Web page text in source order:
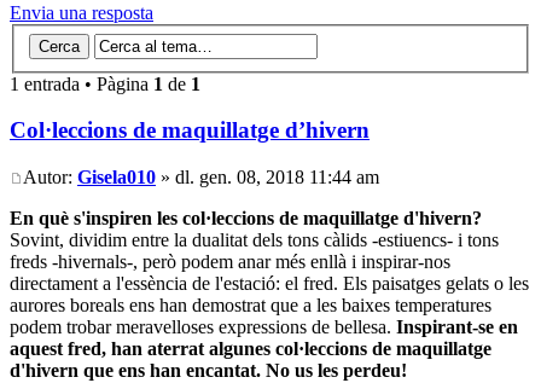
Envia una resposta
1 entrada • Pàgina 1 de 1
Col·leccions de maquillatge d’hivern
Autor: Gisela010 » dl. gen. 08, 2018 11:44 am
En què s'inspiren les col·leccions de maquillatge d'hivern?
Sovint, dividim entre la dualitat dels tons càlids -estiuencs- i tons
freds -hivernals-, però podem anar més enllà i inspirar-nos
directament a l'essència de l'estació: el fred. Els paisatges gelats o les
aurores boreals ens han demostrat que a les baixes temperatures
podem trobar meravelloses expressions de bellesa. Inspirant-se en
aquest fred, han aterrat algunes col·leccions de maquillatge
d'hivern que ens han encantat. No us les perdeu!